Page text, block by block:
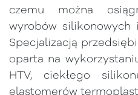
czemu można
wyrobów silikonowych
Specjalizacją
oparta na
HTV, ciekłego
elastomerów